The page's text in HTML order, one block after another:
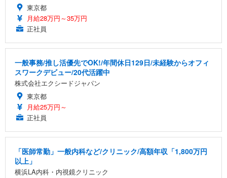
東京都
月給28万円～35万円
正社員
一般事務/推し活優先でOK!/年間休日129日/未経験からオフィ
スワークデビュー/20代活躍中
株式会社エクシードジャパン
東京都
月給25万円～
正社員
「医師常勤」一般内科など/クリニック/高額年収「1,800万円
以上」
横浜LA内科・内視鏡クリニック